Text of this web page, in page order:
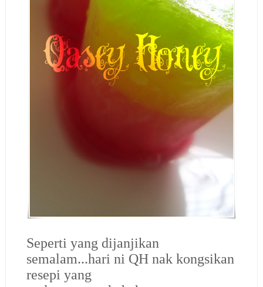
Seperti yang dijanjikan
semalam...hari ni QH nak kongsikan
resepi yang